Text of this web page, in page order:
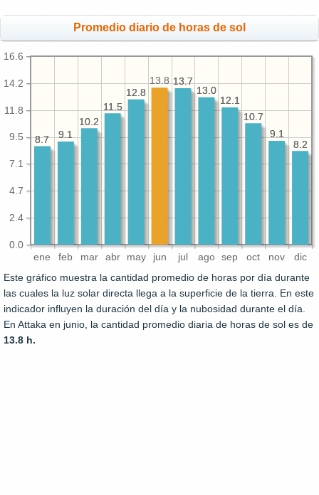
Promedio diario de horas de sol
ene feb mar abr may jun jul ago sep oct nov dic
0.0
2.4
4.7
7.1
9.5
11.8
14.2
16.6
8.2
9.1
10.7
12.1
13.0
13.7
12.8
11.5
10.2
9.1
8.7 8.2
9.1
10.7
12.1
13.0
13.7
13.8
12.8
11.5
10.2
9.1
8.7
Este gráfico muestra la cantidad promedio de horas por día durante
las cuales la luz solar directa llega a la superficie de la tierra. En este
indicador influyen la duración del día y la nubosidad durante el día.
En Attaka en junio, la cantidad promedio diaria de horas de sol es de
13.8 h.